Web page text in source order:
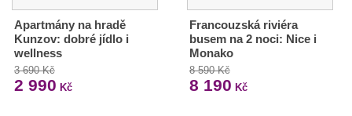
Apartmány na hradě
Kunzov: dobré jídlo i
wellness
3 690 Kč
2 990 Kč
Francouzská riviéra
busem na 2 noci: Nice i
Monako
8 590 Kč
8 190 Kč